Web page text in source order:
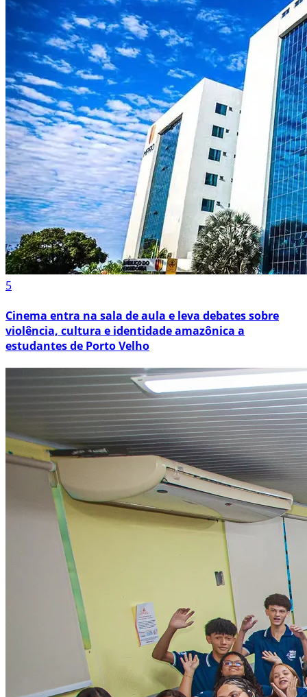
5
Cinema entra na sala de aula e leva debates sobre
violência, cultura e identidade amazônica a
estudantes de Porto Velho